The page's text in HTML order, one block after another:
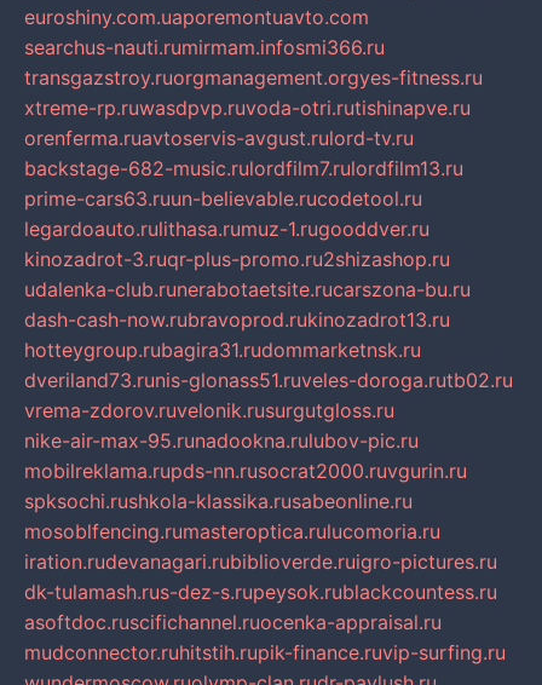
euroshiny.com.uaporemontuavto.com
searchus-nauti.rumirmam.infosmi366.ru
transgazstroy.ruorgmanagement.orgyes-fitness.ru
xtreme-rp.ruwasdpvp.ruvoda-otri.rutishinapve.ru
orenferma.ruavtoservis-avgust.rulord-tv.ru
backstage-682-music.rulordfilm7.rulordfilm13.ru
prime-cars63.ruun-believable.rucodetool.ru
legardoauto.rulithasa.rumuz-1.rugooddver.ru
kinozadrot-3.ruqr-plus-promo.ru2shizashop.ru
udalenka-club.runerabotaetsite.rucarszona-bu.ru
dash-cash-now.rubravoprod.rukinozadrot13.ru
hotteygroup.rubagira31.rudommarketnsk.ru
dveriland73.runis-glonass51.ruveles-doroga.rutb02.ru
vrema-zdorov.ruvelonik.rusurgutgloss.ru
nike-air-max-95.runadookna.rulubov-pic.ru
mobilreklama.rupds-nn.rusocrat2000.ruvgurin.ru
spksochi.rushkola-klassika.rusabeonline.ru
mosoblfencing.rumasteroptica.rulucomoria.ru
iration.rudevanagari.rubiblioverde.ruigro-pictures.ru
dk-tulamash.rus-dez-s.rupeysok.rublackcountess.ru
asoftdoc.ruscifichannel.ruocenka-appraisal.ru
mudconnector.ruhitstih.rupik-finance.ruvip-surfing.ru